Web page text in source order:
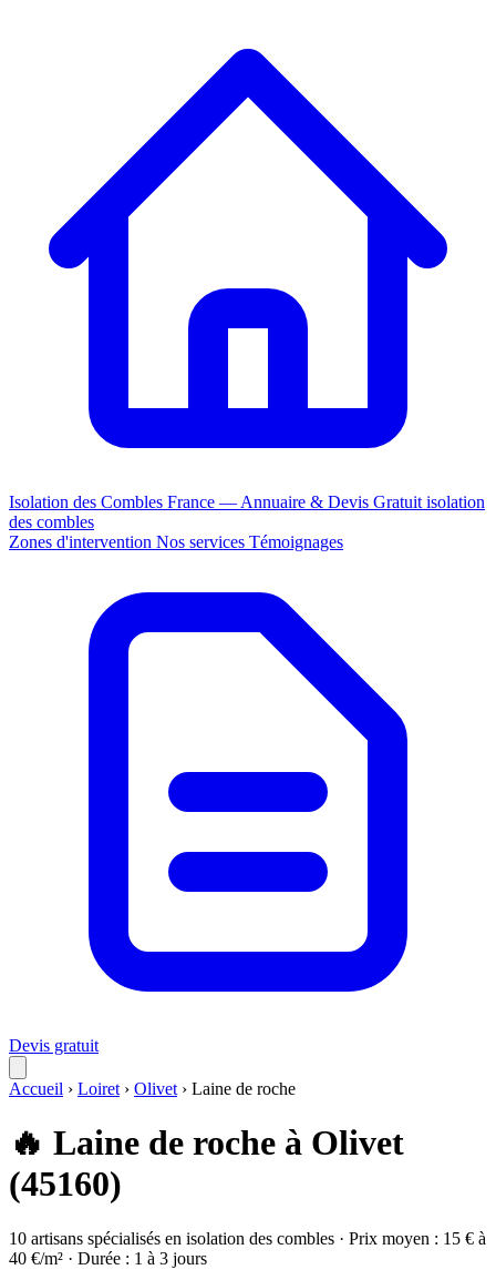
Isolation des Combles France — Annuaire & Devis Gratuit isolation
des combles
Zones d'intervention Nos services Témoignages
Devis gratuit
Accueil › Loiret › Olivet › Laine de roche
🔥 Laine de roche à Olivet
(45160)
10 artisans spécialisés en isolation des combles · Prix moyen : 15 € à
40 €/m² · Durée : 1 à 3 jours